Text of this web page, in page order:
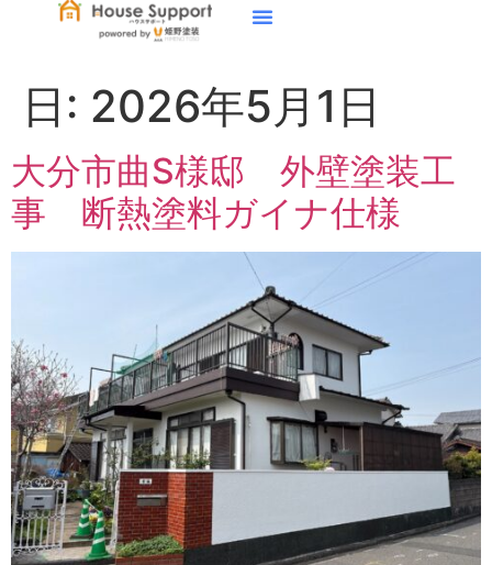
日: 2026年5月1日
大分市曲S様邸 外壁塗装工
事 断熱塗料ガイナ仕様